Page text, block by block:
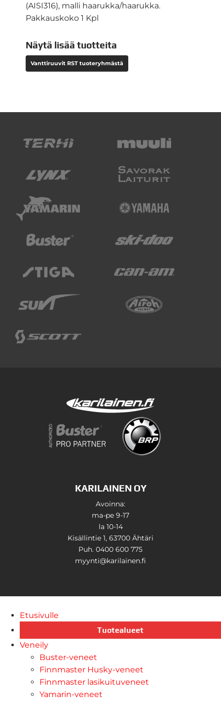
(AISI316), malli haarukka/haarukka.
Pakkauskoko 1 Kpl
Näytä lisää tuotteita
Vanttiruuvit RST tuoteryhmästä
KARILAINEN OY
Avoinna:
ma-pe 9-17
la 10-14
Kisällintie 1, 63700 Ähtäri
Puh. 0400 600 775
myynti@karilainen.fi
Etusivulle
Tuotealueet
Veneily
Buster-veneet
Finnmaster Husky-veneet
Finnmaster lasikuituveneet
Yamarin-veneet